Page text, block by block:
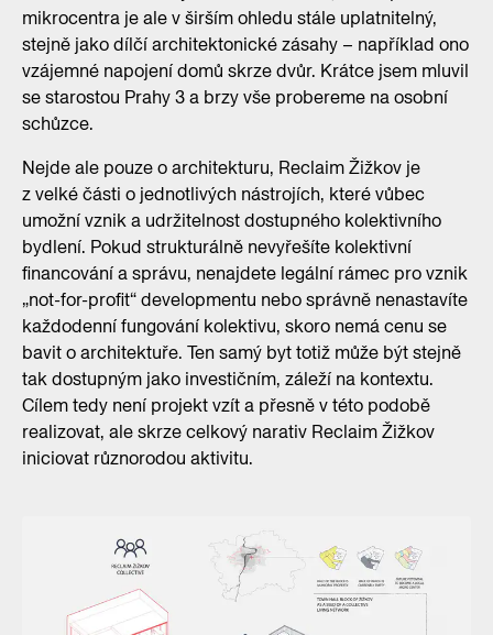
mikrocentra je ale v širším ohledu stále uplatnitelný,
stejně jako dílčí architektonické zásahy – například ono
vzájemné napojení domů skrze dvůr. Krátce jsem mluvil
se starostou Prahy 3 a brzy vše probereme na osobní
schůzce.
Nejde ale pouze o architekturu, Reclaim Žižkov je
z velké části o jednotlivých nástrojích, které vůbec
umožní vznik a udržitelnost dostupného kolektivního
bydlení. Pokud strukturálně nevyřešíte kolektivní
financování a správu, nenajdete legální rámec pro vznik
„not-for-profit“ developmentu nebo správně nenastavíte
každodenní fungování kolektivu, skoro nemá cenu se
bavit o architektuře. Ten samý byt totiž může být stejně
tak dostupným jako investičním, záleží na kontextu.
Cílem tedy není projekt vzít a přesně v této podobě
realizovat, ale skrze celkový narativ Reclaim Žižkov
iniciovat různorodou aktivitu.